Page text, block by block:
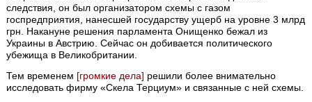
следствия, он был организатором схемы с газом
госпредприятия, нанесшей государству ущерб на уровне 3 млрд
грн. Накануне решения парламента Онищенко бежал из
Украины в Австрию. Сейчас он добивается политического
убежища в Великобритании.
Тем временем [громкие дела] решили более внимательно
исследовать фирму «Скела Терциум» и связанные с ней схемы.